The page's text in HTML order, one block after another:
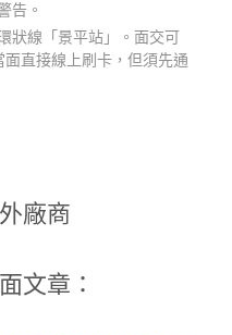
告。
狀線「景平站」。面交可
直接線上刷卡，但須先通
廠商
文章：